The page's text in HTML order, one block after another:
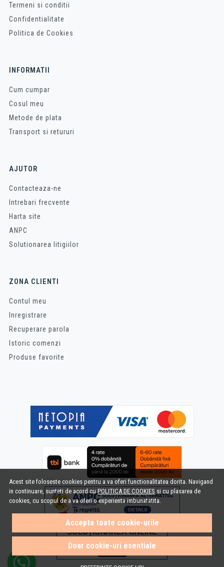
Acest site foloseste cookies pentru a va oferi functionalitatea dorita. Navigand
in continuare, sunteti de acord cuPOLITICA DE COOKIES si cu plasarea de
cookies, cu scopul de a va oferi o experienta imbunatatita.
Accepta toate cookie-urile
Doar cookie-uri esentiale
Termeni si conditii
Confidentialitate
Politica de Cookies
INFORMATII
Cum cumpar
Cosul meu
Metode de plata
Transport si retururi
AJUTOR
Contacteaza-ne
Intrebari frecvente
Harta site
ANPC
Solutionarea litigiilor
ZONA CLIENTI
Contul meu
Inregistrare
Recuperare parola
Istoric comenzi
Produse favorite